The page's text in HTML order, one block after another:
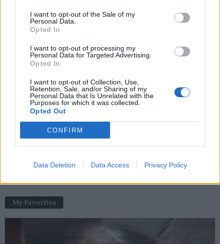
I want to opt-out of the Sale of my
Personal Data.
Opted In
I want to opt-out of processing my
Personal Data for Targeted Advertising.
Opted In
I want to opt-out of Collection, Use,
Retention, Sale, and/or Sharing of my
Personal Data that Is Unrelated with the
Purposes for which it was collected.
Opted Out
CONFIRM
Data Deletion Data Access Privacy Policy
Popular Posts
Déconfinement : Que pourrons-nous faire à Noël et au nouvel
11 décembre 2020
Espérance de vie : le classement des villes en Ile-de-France
17 février 2021
Aude : 38 enfants surexposés à l’arsenic dans la vallée de
Sommeil : 30 min de plus est bénéfique pour l’attention
My Favorites